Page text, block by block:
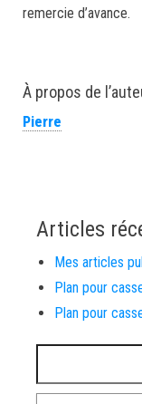
remercie d’avance.
À propos de
Pierre
Articles
Mes articles
Plan pour
Plan pour